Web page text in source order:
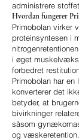
administrere
Hvordan fungerer
Primobolan virker
proteinsyntesen i
i øget
forbedret
Primobolan har en
konverterer det
betyder, at
bivirkninger
såsom
og væskeretention.